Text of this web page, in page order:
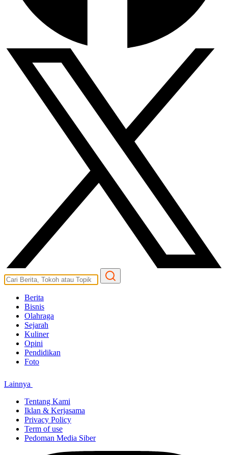
Berita
Bisnis
Olahraga
Sejarah
Kuliner
Opini
Pendidikan
Foto
Lainnya
Tentang Kami
Iklan & Kerjasama
Privacy Policy
Term of use
Pedoman Media Siber